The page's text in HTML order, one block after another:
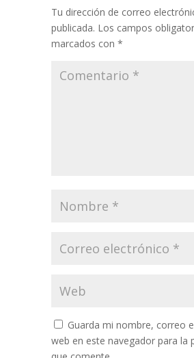
Tu dirección de correo
publicada. Los campos
marcados con *
Guarda mi nombre, correo
web en este navegador para la